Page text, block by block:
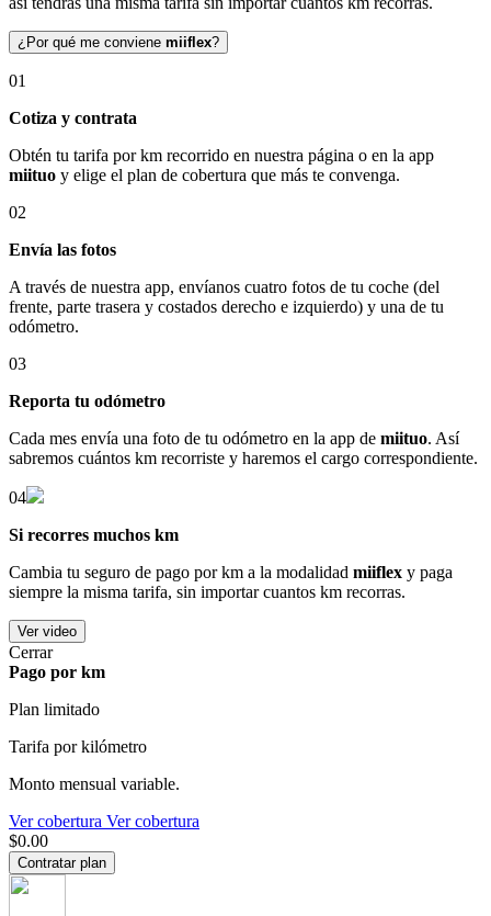
¿Por qué me conviene miiflex?
01
Cotiza y contrata
Obtén tu tarifa por km recorrido en nuestra página o en la app
miituo y elige el plan de cobertura que más te convenga.
02
Envía las fotos
A través de nuestra app, envíanos cuatro fotos de tu coche (del
frente, parte trasera y costados derecho e izquierdo) y una de tu
odómetro.
03
Reporta tu odómetro
Cada mes envía una foto de tu odómetro en la app de miituo. Así
sabremos cuántos km recorriste y haremos el cargo correspondiente.
04
Si recorres muchos km
Cambia tu seguro de pago por km a la modalidad miiflex y paga
siempre la misma tarifa, sin importar cuantos km recorras.
Ver video
Cerrar
Pago por km
Plan limitado
Tarifa por kilómetro
Monto mensual variable.
Ver cobertura Ver cobertura
$0.00
Contratar plan